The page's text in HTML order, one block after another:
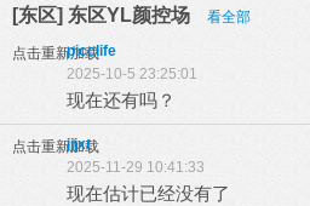
[东区] 东区YL颜控场 看全部
点击重新加载
picclife
2025-10-5 23:25:01
现在还有吗？
点击重新加载
jjjxt
2025-11-29 10:41:33
现在估计已经没有了